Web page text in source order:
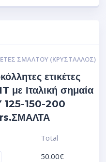
ΣΜΆΛΤΟΥ (ΚΡΥΣΤΑΛΛΟΣ)
ετικέτες
με Ιταλική σημαία
125-150-200
Total
50.00€